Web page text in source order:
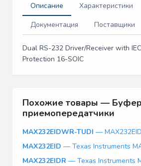
Описание
Характеристики
Документация
Поставщики
Dual RS-232 Driver/Receiver with
Protection 16-SOIC
Похожие товары —
приемопередатчики
MAX232EIDWR-TUDI —
MAX232EID — Texas Instruments
MAX232EIDR — Texas Instruments